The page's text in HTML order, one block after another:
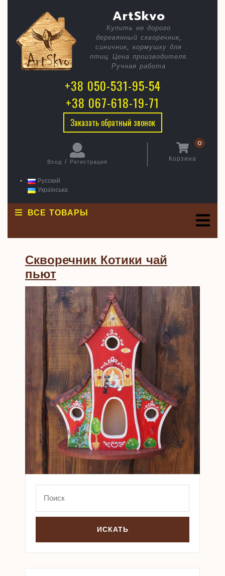
ArtSkvo
Котики
чай
пьют
Купить не дорого
деревянный скворечник,
синичник, кормушку для
птиц. Цена производителя.
Ручная работа
+38 050-531-95-54
+38 067-618-19-71
Заказать обратный звонок
Вход / Регистрация
Корзина
0
Русский
Українська
ВСЕ ТОВАРЫ
Скворечник Котики чай
пьют
Котики
чай
пьют
for: